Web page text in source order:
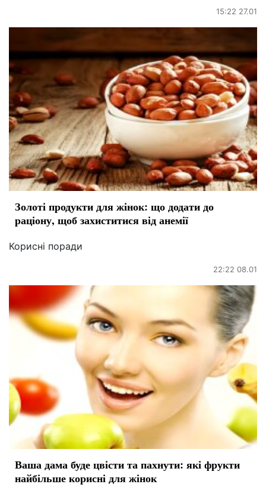
15:22 27.01
Золоті продукти для жінок: що додати до
раціону, щоб захиститися від анемії
Корисні поради
22:22 08.01
Ваша дама буде цвісти та пахнути: які фрукти
найбільше корисні для жінок